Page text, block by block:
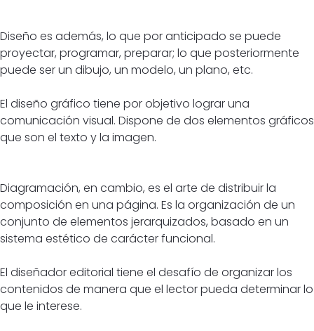
Diseño es además, lo que por anticipado se puede
proyectar, programar, preparar; lo que posteriormente
puede ser un dibujo, un modelo, un plano, etc.
El diseño gráfico tiene por objetivo lograr una
comunicación visual. Dispone de dos elementos gráficos
que son el texto y la imagen.
Diagramación, en cambio, es el arte de distribuir la
composición en una página. Es la organización de un
conjunto de elementos jerarquizados, basado en un
sistema estético de carácter funcional.
El diseñador editorial tiene el desafío de organizar los
contenidos de manera que el lector pueda determinar lo
que le interese.